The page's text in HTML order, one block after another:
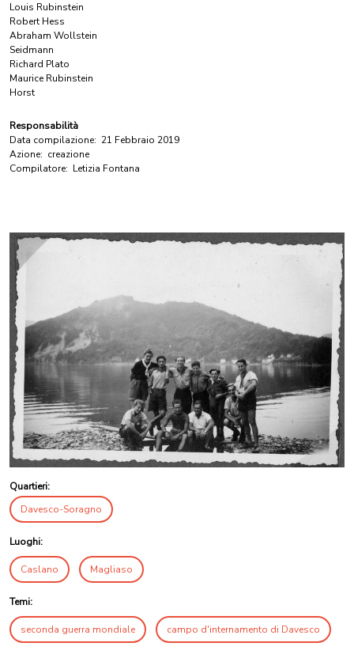
Louis Rubinstein
Robert Hess
Abraham Wollstein
Seidmann
Richard Plato
Maurice Rubinstein
Horst
Responsabilità
Data compilazione: 21 Febbraio 2019
Azione: creazione
Compilatore: Letizia Fontana
Quartieri:
Davesco-Soragno
Luoghi:
Caslano Magliaso
Temi:
seconda guerra mondiale campo d'internamento di Davesco